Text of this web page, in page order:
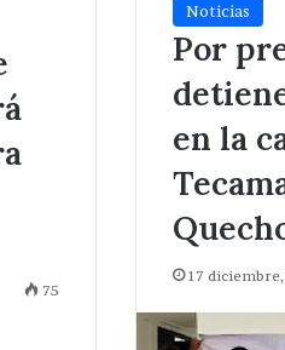
Noticias
Por
en la
17
75